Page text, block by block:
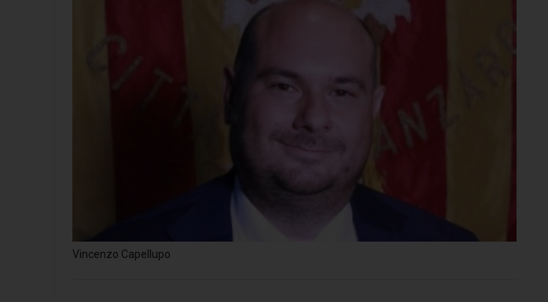
Vincenzo Capellupo